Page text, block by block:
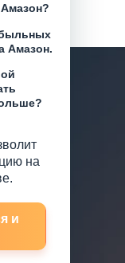
Амазон.
на
и